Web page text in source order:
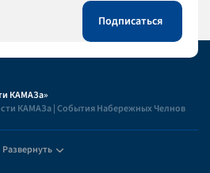
КАМАЗа»
КАМАЗа | События Набережных Челнов
Развернуть